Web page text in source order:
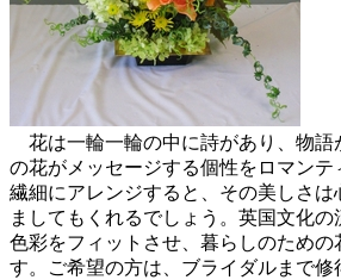
花は一輪一輪の中に詩があり、物語
の花がメッセージする個性をロマンテ
繊細にアレンジすると、その美しさは
ましてもくれるでしょう。英国文化
色彩をフィットさせ、暮らしのための
す。ご希望の方は、ブライダルまで